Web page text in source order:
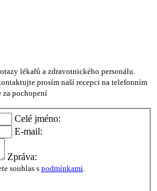
lékařů a zdravotnického personálu.
prosím naší recepci na telefonním
za pochopení
Celé jméno:
E-mail:
Zpráva:
souhlas s podmínkami